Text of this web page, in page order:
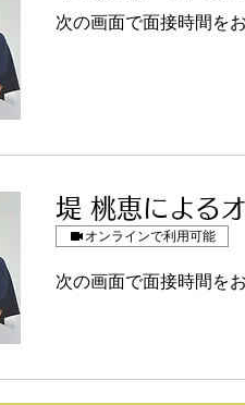
次の画面で面接時間を
堤 桃恵による
オンラインで利用可能
次の画面で面接時間を